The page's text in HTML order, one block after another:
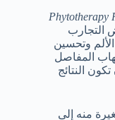
Phytotherapy
التجارب
وتحسين
المفاصل
النتائج
منه إلى